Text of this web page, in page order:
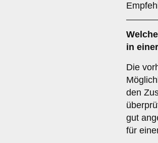
in
Die
den
gut
für